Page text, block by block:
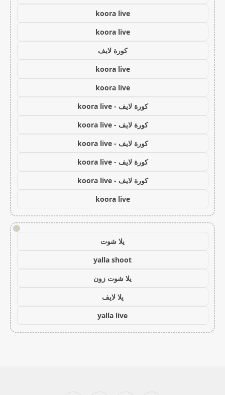
koora live
koora live
كورة لايف
koora live
koora live
كورة لايف - koora live
كورة لايف - koora live
كورة لايف - koora live
كورة لايف - koora live
كورة لايف - koora live
koora live
!
يلا شوت
yalla shoot
يلا شوت زون
يلا لايف
yalla live